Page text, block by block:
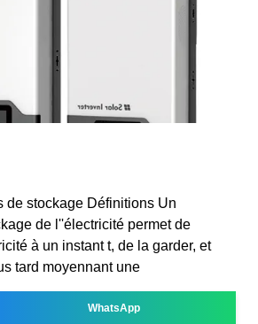
de stockage Définitions Un
de l''électricité permet de
à un instant t, de la garder, et
tard moyennant une
WhatsApp